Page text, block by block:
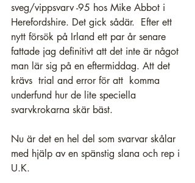
sveg/vippsvarv -95 hos Mike Abbot i
Herefordshire. Det gick sådär.  Efter ett
nytt försök på Irland ett par år senare
fattade jag definitivt att det inte är något
man lär sig på en eftermiddag. Att det
krävs  trial and error för att  komma
underfund hur de lite speciella
svarvkrokarna skär bäst.
Nu är det en hel del som svarvar skålar
med hjälp av en spänstig slana och rep i
U.K.